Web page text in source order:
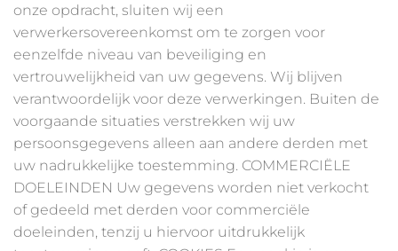
onze opdracht, sluiten wij een
verwerkersovereenkomst om te zorgen voor
eenzelfde niveau van beveiliging en
vertrouwelijkheid van uw gegevens. Wij blijven
verantwoordelijk voor deze verwerkingen. Buiten de
voorgaande situaties verstrekken wij uw
persoonsgegevens alleen aan andere derden met
uw nadrukkelijke toestemming. COMMERCIËLE
DOELEINDEN Uw gegevens worden niet verkocht
of gedeeld met derden voor commerciële
doeleinden, tenzij u hiervoor uitdrukkelijk